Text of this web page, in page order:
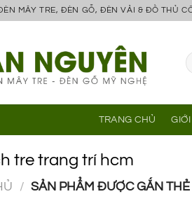
MÂY TRE, ĐÈN GỖ, ĐÈN VẢI & ĐỒ THỦ
TRANG CHỦ
tre trang trí hcm
/ SẢN PHẨM ĐƯỢC GẮN THẺ